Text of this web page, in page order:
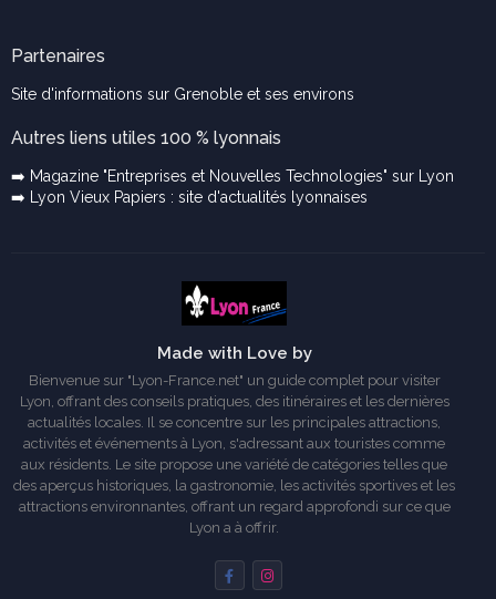
Partenaires
Site d'informations sur Grenoble et ses environs
Autres liens utiles 100 % lyonnais
➡️ Magazine "Entreprises et Nouvelles Technologies" sur Lyon
➡️ Lyon Vieux Papiers : site d'actualités lyonnaises
Made with Love by
Bienvenue sur "Lyon-France.net" un guide complet pour visiter
Lyon, offrant des conseils pratiques, des itinéraires et les dernières
actualités locales. Il se concentre sur les principales attractions,
activités et événements à Lyon, s'adressant aux touristes comme
aux résidents. Le site propose une variété de catégories telles que
des aperçus historiques, la gastronomie, les activités sportives et les
attractions environnantes, offrant un regard approfondi sur ce que
Lyon a à offrir.